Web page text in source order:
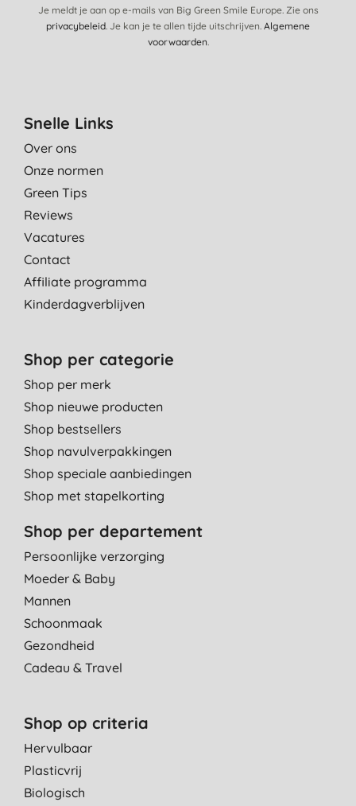
Je meldt je aan op e-mails van Big Green Smile Europe. Zie ons
privacybeleid. Je kan je te allen tijde uitschrijven. Algemene
voorwaarden.
Snelle Links
Over ons
Onze normen
Green Tips
Reviews
Vacatures
Contact
Affiliate programma
Kinderdagverblijven
Shop per categorie
Shop per merk
Shop nieuwe producten
Shop bestsellers
Shop navulverpakkingen
Shop speciale aanbiedingen
Shop met stapelkorting
Shop per departement
Persoonlijke verzorging
Moeder & Baby
Mannen
Schoonmaak
Gezondheid
Cadeau & Travel
Shop op criteria
Hervulbaar
Plasticvrij
Biologisch